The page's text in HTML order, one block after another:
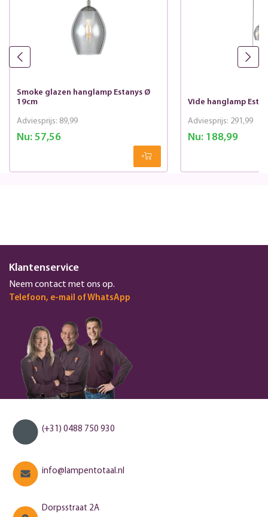
Smoke glazen hanglamp Estanys Ø
19cm
Nu:57,56
Adviesprijs: 89,99
Vide hanglamp
Nu:188,99
Adviesprijs: 291,99
Klantenservice
Neem contact met ons op.
Telefoon, e-mail of WhatsApp
(+31) 0488 750 930
info@lampentotaal.nl
Dorpsstraat 2A